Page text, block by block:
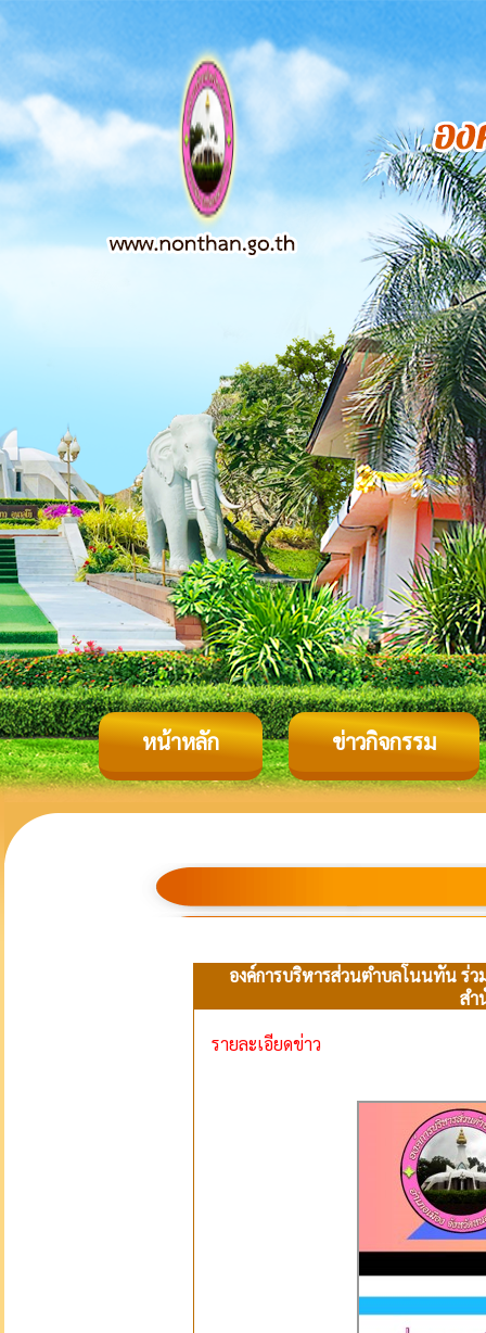
หน้าหลัก ข่าวกิจกรรม
องค์การบริหารส่วนตำบลโนนทัน ร่
สำ
รายละเอียดข่าว